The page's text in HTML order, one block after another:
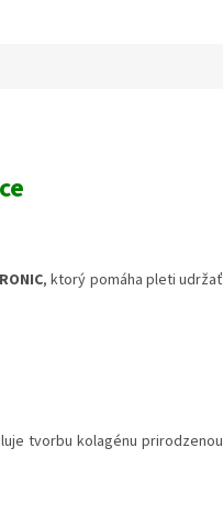
, ktorý pomáha pleti udržať
tvorbu kolagénu prirodzenou